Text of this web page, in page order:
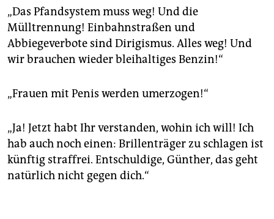
„Das Pfandsystem muss weg! Und die
Mülltrennung! Einbahnstraßen und
Abbiegeverbote sind Dirigismus. Alles weg! Und
wir brauchen wieder bleihaltiges Benzin!“
„Frauen mit Penis werden umerzogen!“
„Ja! Jetzt habt Ihr verstanden, wohin ich will! Ich
hab auch noch einen: Brillenträger zu schlagen ist
künftig straffrei. Entschuldige, Günther, das geht
natürlich nicht gegen dich.“